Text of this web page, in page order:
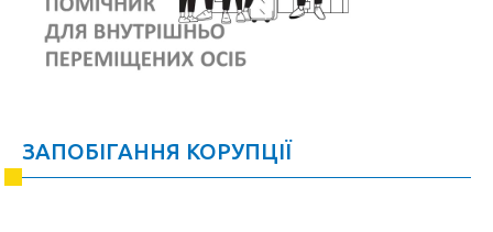
ЗАПОБІГАННЯ КОРУПЦІЇ